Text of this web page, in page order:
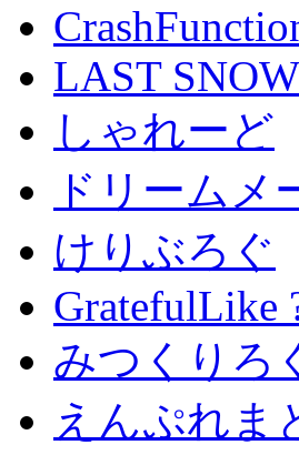
LAST SNOW
しゃれーど
ドリームメ
けりぶろぐ
GratefulLike
みつくりろ
えんぷれま